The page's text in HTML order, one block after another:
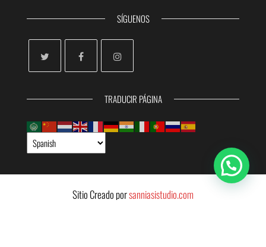
SÍGUENOS
TRADUCIR PÁGINA
Sitio Creado porsanniasistudio.com